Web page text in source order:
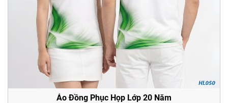
Áo Đồng Phục Họp Lớp 20 Năm